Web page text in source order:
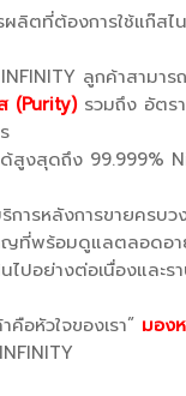
ผลิตที่ต้องการใช้แก๊ส
ลูกค้าสามาร
(Purity) รวมถึง อัตร
ด้สูงสุดถึง 99.999%
การหลังการขายครบว
ญที่พร้อมดูแลตลอดอา
ไปอย่างต่อเนื่องและร
คือหัวใจของเรา” มอง